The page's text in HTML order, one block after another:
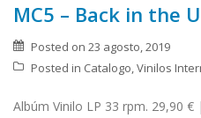
MC5 – Back in the
Posted on 23 agosto, 2019
Posted in Catalogo,Vinilos
Albúm Vinilo LP 33 rpm. 29,90 €